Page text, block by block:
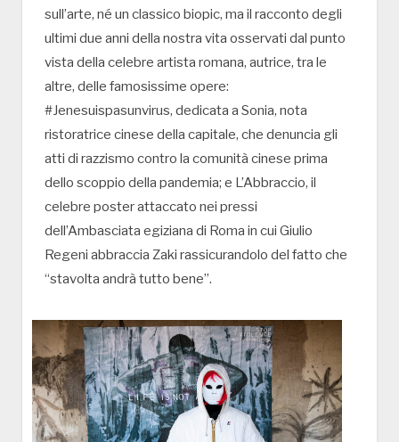
sull’arte, né un classico biopic, ma il racconto degli
ultimi due anni della nostra vita osservati dal punto
vista della celebre artista romana, autrice, tra le
altre, delle famosissime opere:
#Jenesuispasunvirus, dedicata a Sonia, nota
ristoratrice cinese della capitale, che denuncia gli
atti di razzismo contro la comunità cinese prima
dello scoppio della pandemia; e L’Abbraccio, il
celebre poster attaccato nei pressi
dell’Ambasciata egiziana di Roma in cui Giulio
Regeni abbraccia Zaki rassicurandolo del fatto che
“stavolta andrà tutto bene”.